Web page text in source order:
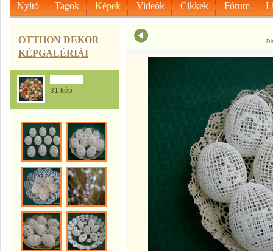
Nyitó Tagok Képek Videók Cikkek Fórum
OTTHON DEKOR
KÉPGALÉRIÁI
31 kép